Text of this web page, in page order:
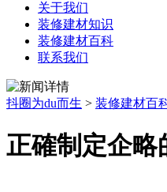
关于我们
装修建材知识
装修建材百科
联系我们
抖圈为du而生 > 装修建材百
正確制定企略